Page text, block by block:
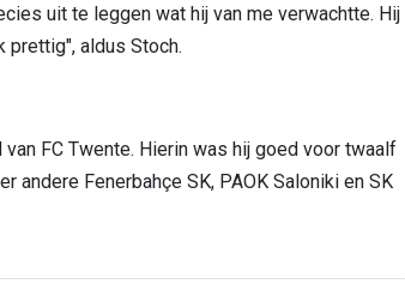
uit te leggen wat hij van me verwachtte. Hij
prettig", aldus Stoch.
FC Twente. Hierin was hij goed voor twaalf
Fenerbahçe SK, PAOK Saloniki en SK